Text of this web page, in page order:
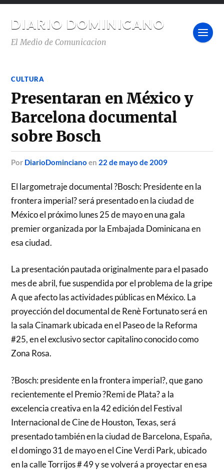
DIARIO DOMINICANO
El Medio de Comunicacion
CULTURA
Presentaran en México y
Barcelona documental
sobre Bosch
por DiarioDominciano en 22 de mayo de 2009
El largometraje documental ?Bosch: Presidente en la
frontera imperial? será presentado en la ciudad de
México el próximo lunes 25 de mayo en una gala
premier organizada por la Embajada Dominicana en
esa ciudad.
La presentación pautada originalmente para el pasado
mes de abril, fue suspendida por el problema de la gripe
A que afecto las actividades públicas en México. La
proyección del documental de Renè Fortunato será en
la sala Cinamark ubicada en el Paseo de la Reforma
#25, en el exclusivo sector capitalino conocido como
Zona Rosa.
?Bosch: presidente en la frontera imperial?, que gano
recientemente el Premio ?Remi de Plata? a la
excelencia creativa en la 42 edición del Festival
Internacional de Cine de Houston, Texas, será
presentado también en la ciudad de Barcelona, España,
el domingo 31 de mayo en el Cine Verdi Park, ubicado
en la calle Torrijos # 49 y se volverá a proyectar en esa